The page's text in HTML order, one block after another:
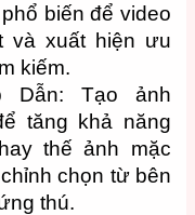
biến để video
và xuất hiện ưu
kiếm.
Dẫn: Tạo ảnh
tăng khả năng
thế ảnh mặc
chọn từ bên
thú.